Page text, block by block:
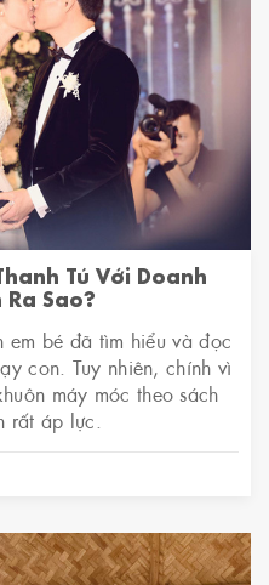
Tú Với Doanh
Sao?
em bé đã tìm hiểu và đọc
con. Tuy nhiên, chính vì
máy móc theo sách
rất áp lực.